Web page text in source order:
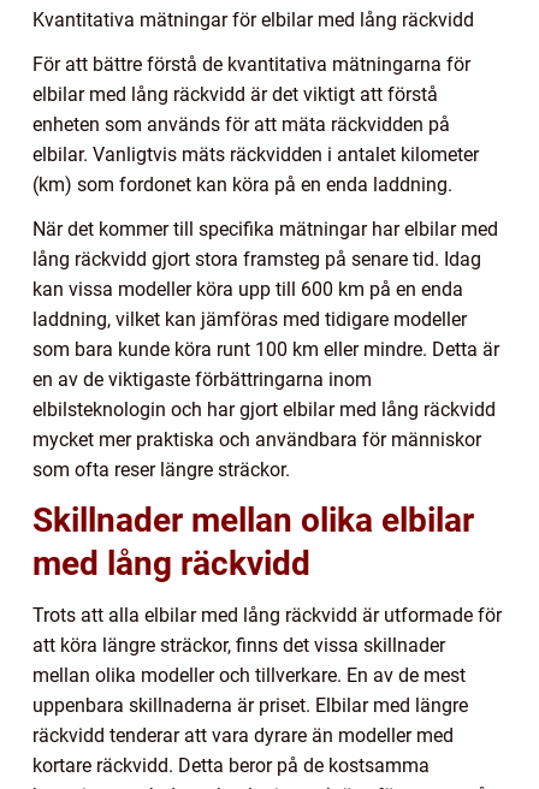
Kvantitativa mätningar för elbilar med lång räckvidd
För att bättre förstå de kvantitativa mätningarna för
elbilar med lång räckvidd är det viktigt att förstå
enheten som används för att mäta räckvidden på
elbilar. Vanligtvis mäts räckvidden i antalet kilometer
(km) som fordonet kan köra på en enda laddning.
När det kommer till specifika mätningar har elbilar med
lång räckvidd gjort stora framsteg på senare tid. Idag
kan vissa modeller köra upp till 600 km på en enda
laddning, vilket kan jämföras med tidigare modeller
som bara kunde köra runt 100 km eller mindre. Detta är
en av de viktigaste förbättringarna inom
elbilsteknologin och har gjort elbilar med lång räckvidd
mycket mer praktiska och användbara för människor
som ofta reser längre sträckor.
Skillnader mellan olika elbilar
med lång räckvidd
Trots att alla elbilar med lång räckvidd är utformade för
att köra längre sträckor, finns det vissa skillnader
mellan olika modeller och tillverkare. En av de mest
uppenbara skillnaderna är priset. Elbilar med längre
räckvidd tenderar att vara dyrare än modeller med
kortare räckvidd. Detta beror på de kostsamma